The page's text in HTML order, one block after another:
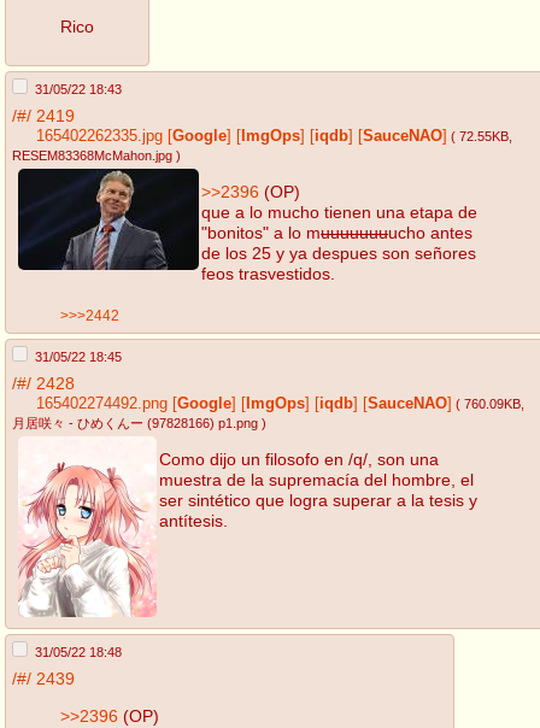
Rico
31/05/22 18:43
/#/ 2419
165402262335.jpg Google ImgOps iqdb SauceNAO ( 72.55KB,
RESEM83368McMahon.jpg )
>>2396 (OP)
que a lo mucho tienen una etapa de
"bonitos" a lo muuuuuuuucho antes
de los 25 y ya despues son señores
feos trasvestidos.
>>>2442
31/05/22 18:45
/#/ 2428
165402274492.png Google ImgOps iqdb SauceNAO ( 760.09KB,
月居咲々 - ひめくんー (97828166) p1.png )
Como dijo un filosofo en /q/, son una
muestra de la supremacía del hombre, el
ser sintético que logra superar a la tesis y
antítesis.
31/05/22 18:48
/#/ 2439
>>2396 (OP)